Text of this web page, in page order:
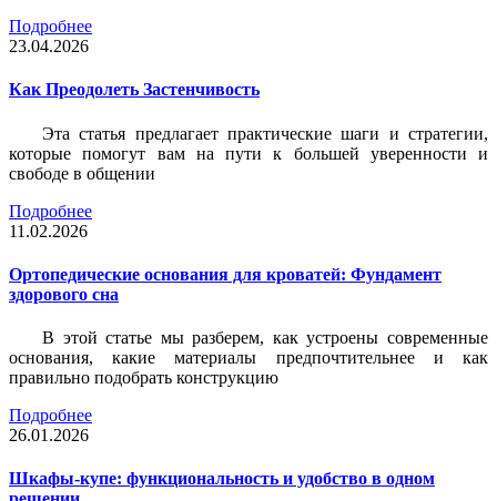
Подробнее
23.04.2026
Как Преодолеть Застенчивость
Эта статья предлагает практические шаги и стратегии,
которые помогут вам на пути к большей уверенности и
свободе в общении
Подробнее
11.02.2026
Ортопедические основания для кроватей: Фундамент
здорового сна
В этой статье мы разберем, как устроены современные
основания, какие материалы предпочтительнее и как
правильно подобрать конструкцию
Подробнее
26.01.2026
Шкафы-купе: функциональность и удобство в одном